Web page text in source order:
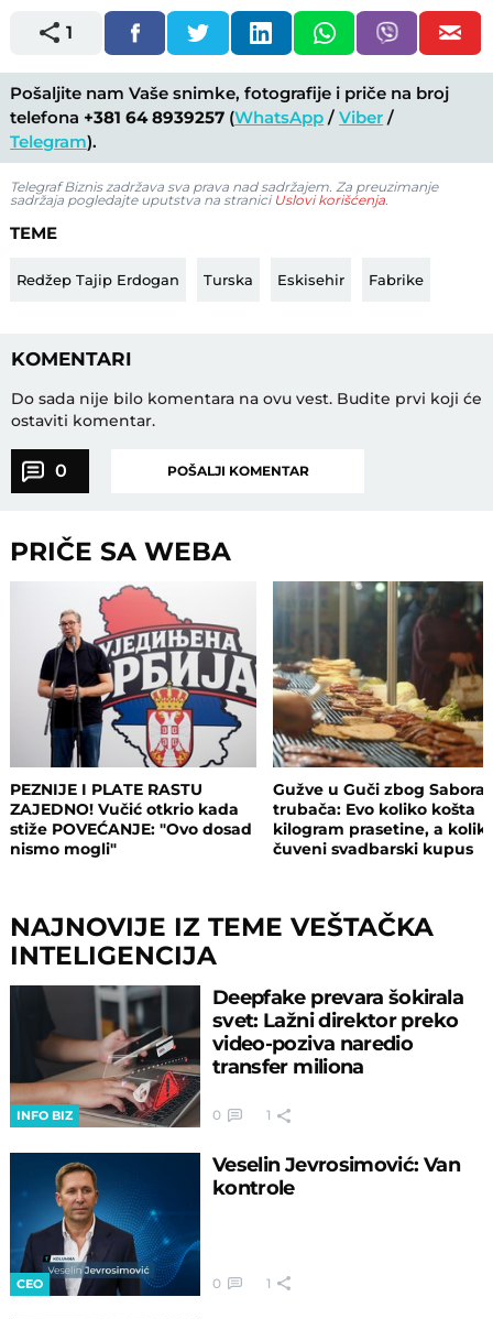
1
Pošaljite nam Vaše snimke, fotografije i priče na broj
telefona +381 64 8939257 (WhatsApp /Viber /
Telegram).
Telegraf Biznis zadržava sva prava nad sadržajem. Za preuzimanje
sadržaja pogledajte uputstva na stranici Uslovi korišćenja
TEME
Redžep Tajip Erdogan Turska Eskisehir Fabrike
KOMENTARI
Do sada nije bilo komentara na ovu vest. Budite prvi koji će
ostaviti komentar.
0 POŠALJI KOMENTAR
PRIČE SA WEBA
PEZNIJE I PLATE RASTU
ZAJEDNO! Vučić otkrio kada
stiže POVEĆANJE: "Ovo dosad
nismo mogli"
Gužve u Guči zbog Sabora
trubača: Evo koliko košta
kilogram prasetine, a
čuveni svadbarski kupus
NAJNOVIJE IZ TEME VEŠTAČKA
INTELIGENCIJA
INFO BIZ
Deepfake prevara šokirala
svet: Lažni direktor preko
video-poziva naredio
transfer miliona
0 1
CEO
Veselin Jevrosimović: Van
kontrole
0 1